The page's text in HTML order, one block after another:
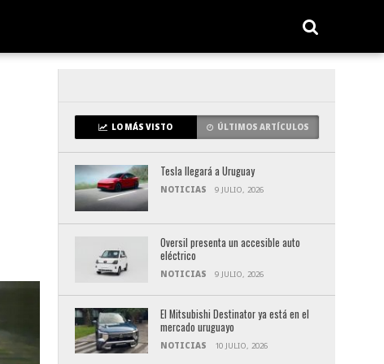
LO MÁS VISTO ÚLTIMOS ARTÍCULOS
Tesla llegará a Uruguay
NOTICIAS 9 JULIO, 2026
Oversil presenta un accesible auto
eléctrico
NOTICIAS 9 JULIO, 2026
El Mitsubishi Destinator ya está en el
mercado uruguayo
NOTICIAS 10 JULIO, 2026